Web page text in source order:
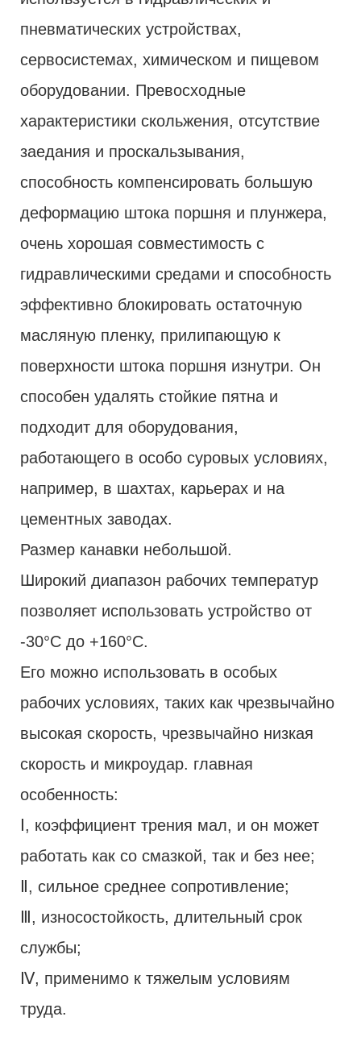
пневматических устройствах,
сервосистемах, химическом и пищевом
оборудовании. Превосходные
характеристики скольжения, отсутствие
заедания и проскальзывания,
способность компенсировать большую
деформацию штока поршня и плунжера,
очень хорошая совместимость с
гидравлическими средами и способность
эффективно блокировать остаточную
масляную пленку, прилипающую к
поверхности штока поршня изнутри. Он
способен удалять стойкие пятна и
подходит для оборудования,
работающего в особо суровых условиях,
например, в шахтах, карьерах и на
цементных заводах.
Размер канавки небольшой.
Широкий диапазон рабочих температур
позволяет использовать устройство от
-30°C до +160°C.
Его можно использовать в особых
рабочих условиях, таких как чрезвычайно
высокая скорость, чрезвычайно низкая
скорость и микроудар. главная
особенность:
Ⅰ, коэффициент трения мал, и он может
работать как со смазкой, так и без нее;
Ⅱ, сильное среднее сопротивление;
Ⅲ, износостойкость, длительный срок
службы;
Ⅳ, применимо к тяжелым условиям
труда.